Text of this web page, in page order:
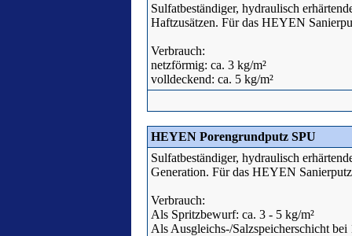
Sulfatbeständiger, hydraulisch
Haftzusätzen. Für das HEYEN
Verbrauch:
netzförmig: ca. 3 kg/m²
volldeckend: ca. 5 kg/m²
HEYEN Porengrundputz SPU
Sulfatbeständiger, hydraulisch
Generation. Für das HEYEN
Verbrauch:
Als Spritzbewurf: ca. 3 - 5 kg/m²
Als Ausgleichs-/Salzspeicherschicht